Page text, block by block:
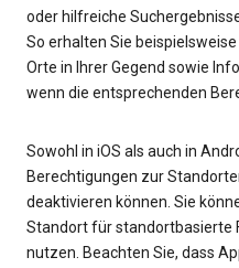
oder hilfreiche
So erhalten Sie
Orte in Ihrer Gegend sowie
wenn die entsprechenden
Sowohl in iOS als auch in
Berechtigungen zur
deaktivieren können. Sie
Standort für standortbasierte
nutzen. Beachten Sie, dass